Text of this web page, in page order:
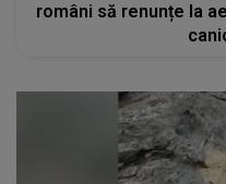
români să renunțe la